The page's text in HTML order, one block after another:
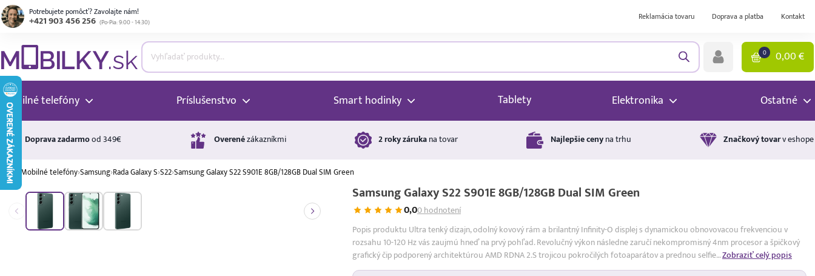
Potrebujete pomôcť? Zavolajte nám!
+421 903 456 256 (Po-Pia: 9:00 - 14:30) Reklamácia tovaru Doprava a platba Kontakt
0 0,00€
Mobilné telefóny Príslušenstvo Smart hodinky Tablety Elektronika Ostatné
Doprava zadarmood 349€ Overenézákazníkmi 2 roky zárukana tovar Najlepšie cenyna trhu Značkový tovarv eshope
Mobilné telefóny›Samsung›Rada Galaxy S›S22›Samsung Galaxy S22 S901E 8GB/128GB Dual SIM Green
A ↑
17,99 %
p.a.
Samsung Galaxy S22 S901E 8GB/128GB Dual SIM Green
0,00 hodnotení
Popis produktu Ultra tenký dizajn, odolný kovový rám a brilantný Infinity-O displej s dynamickou obnovovacou frekvenciou v
rozsahu 10-120 Hz vás zaujmú hneď na prvý pohľad. Revolučný výkon následne zaručí nekompromisný 4nm procesor a špičkový
grafický čip podporený architektúrou AMD RDNA 2.S trojicou pokročilých fotoaparátov a prednou selfie…Zobraziť celý popis